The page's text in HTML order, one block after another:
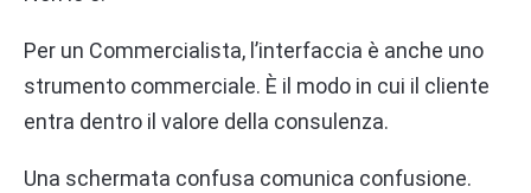
Per un Commercialista, l’interfaccia è anche uno
strumento commerciale. È il modo in cui il cliente
entra dentro il valore della consulenza.
Una schermata confusa comunica confusione.